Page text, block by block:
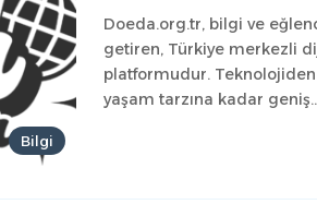
Bilgi
Doeda.org.tr, bilgi ve
getiren, Türkiye merkezli
platformudur.
yaşam tarzına kadar